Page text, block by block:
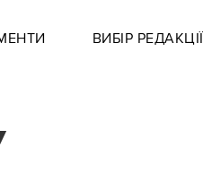
ВИБІР РЕДАКЦІЇ